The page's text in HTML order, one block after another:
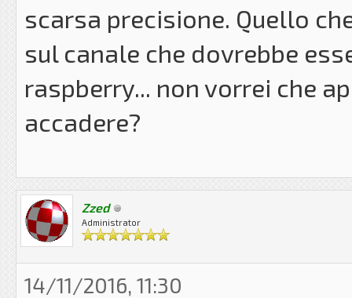
scarsa precisione. Quello
sul canale che dovrebbe
raspberry... non vorrei che
accadere?
Zzed
Administrator
14/11/2016, 11:30